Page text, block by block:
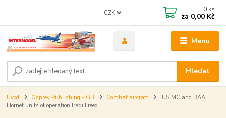
Menu
CZK
Hledat
0 ks
za 0,00 Kč
Úvod Osprey Publishing - GB Combat aircraft
US MC and RAAF
Hornet units of operation Iraqi Freed.